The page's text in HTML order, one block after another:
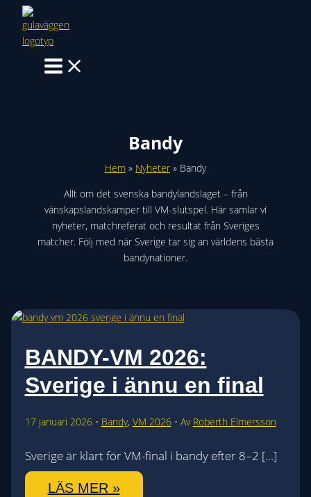
Hoppa
innehåll
Bandy
Hem Nyheter
Bandy
Allt om det svenska bandylandslaget – från
vänskapslandskamper till VM-slutspel. Här samlar vi
nyheter, matchreferat och resultat från Sveriges
matcher. Följ med när Sverige tar sig an världens bästa
bandynationer.
BANDY-VM 2026:
Sverige i ännu en final
17 januari 2026 • Bandy, VM 2026• Av Roberth Elmersson
Sverige är klart för VM-final i bandy efter 8–2 […]
BANDY-
LÄS MER »